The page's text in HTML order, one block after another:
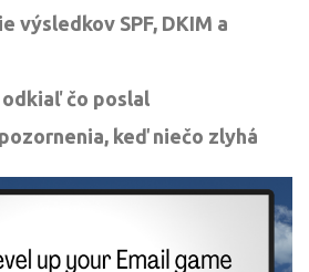
výsledkov SPF, DKIM a
čo poslal
keď niečo zlyhá